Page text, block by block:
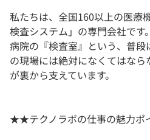
私たちは、全国160以上の医療
検査システム」の専門会社です。
病院の『検査室』という、普
の現場には絶対になくてはな
が裏から支えています。
★★テクノラボの仕事の魅力